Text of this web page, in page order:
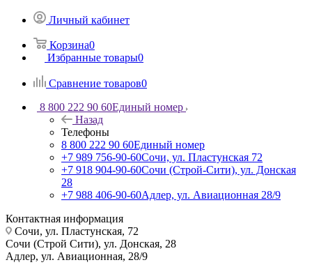
Личный кабинет
Корзина0
Избранные товары0
Сравнение товаров0
8 800 222 90 60Единый номер
Назад
Телефоны
8 800 222 90 60Единый номер
+7 989 756-90-60Сочи, ул. Пластунская 72
+7 918 904-90-60Сочи (Строй-Сити), ул. Донская
28
+7 988 406-90-60Адлер, ул. Авиационная 28/9
Контактная информация
Сочи, ул. Пластунская, 72
Сочи (Строй Сити), ул. Донская, 28
Адлер, ул. Авиационная, 28/9